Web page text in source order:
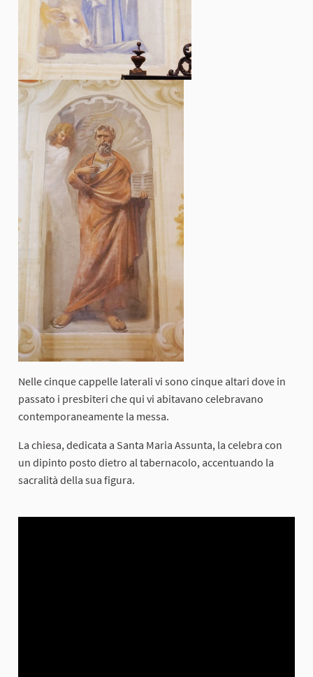
Nelle cinque cappelle laterali vi sono cinque altari dove in
passato i presbiteri che qui vi abitavano celebravano
contemporaneamente la messa.
La chiesa, dedicata a Santa Maria Assunta, la celebra con
un dipinto posto dietro al tabernacolo, accentuando la
sacralità della sua figura.